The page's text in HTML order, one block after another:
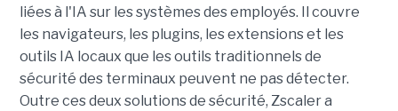
liées à l'IA sur les systèmes des employés. Il couvre
les navigateurs, les plugins, les extensions et les
outils IA locaux que les outils traditionnels de
sécurité des terminaux peuvent ne pas détecter.
Outre ces deux solutions de sécurité, Zscaler a